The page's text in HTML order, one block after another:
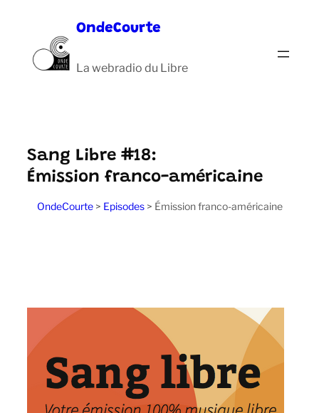
contenu
OndeCourte
La webradio du Libre
Sang Libre #18:
Émission franco-américaine
OndeCourte> Episodes> Émission franco-américaine